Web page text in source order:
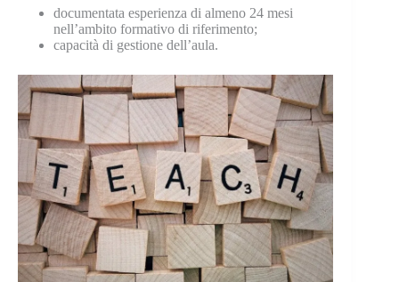
documentata esperienza di almeno 24 mesi
nell’ambito formativo di riferimento;
capacità di gestione dell’aula.